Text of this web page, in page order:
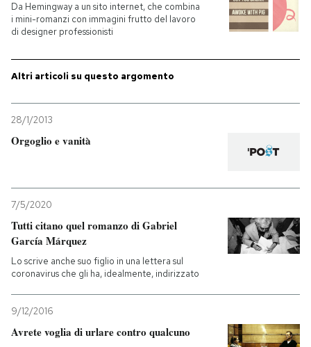
Scienza
Cultura
Sport
Media
PODCAST
I MIEI PREFERITI
SHOP
CALENDARIO
Da Hemingway a un sito internet, che combina
i mini-romanzi con immagini frutto del lavoro
di designer professionisti
Altri articoli su questo argomento
28/1/2013
Orgoglio e vanità
7/5/2020
Tutti citano quel romanzo di Gabriel
García Márquez
Lo scrive anche suo figlio in una lettera sul
coronavirus che gli ha, idealmente, indirizzato
9/12/2016
Avrete voglia di urlare contro qualcuno